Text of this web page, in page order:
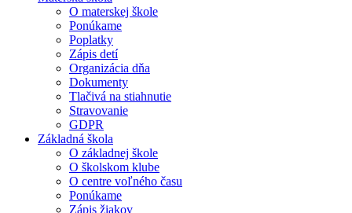
O materskej škole
Ponúkame
Poplatky
Zápis detí
Organizácia dňa
Dokumenty
Tlačivá na stiahnutie
Stravovanie
GDPR
Základná škola
O základnej škole
O školskom klube
O centre voľného času
Ponúkame
Zápis žiakov